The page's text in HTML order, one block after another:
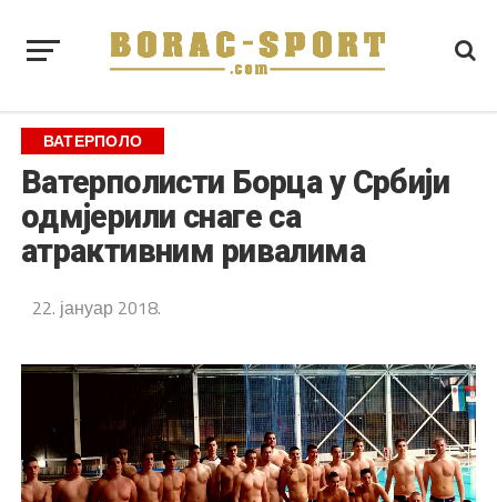
ВАТЕРПОЛО
Ватерполисти Борца у Србији
одмјерили снаге са
атрактивним ривалима
22. јануар 2018.